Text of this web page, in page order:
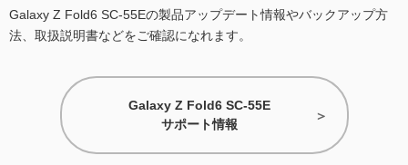
Galaxy Z Fold6 SC-55Eの製品アップデート情報やバックアップ方
法、取扱説明書などをご確認になれます。
Galaxy Z Fold6 SC-55E
サポート情報